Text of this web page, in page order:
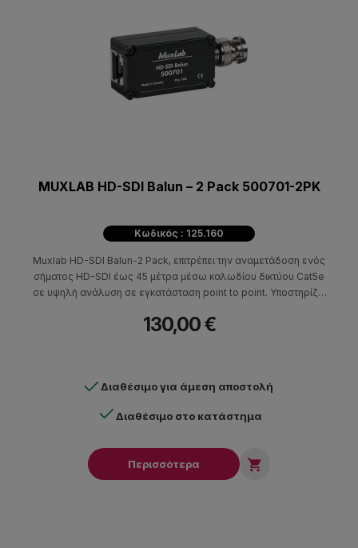
MUXLAB HD-SDI Balun – 2 Pack 500701-2PK
Κωδικός : 125.160
Muxlab HD-SDI Balun-2 Pack, επιτρέπει την αναμετάδοση ενός
σήματος HD-SDI έως 45 μέτρα μέσω καλωδίου δικτύου Cat5e
σε υψηλή ανάλυση σε εγκατάσταση point to point. Υποστηρίζει
Μέχρι 45 μέτρα μέσω καλωδίου Cat5e υποστηρίζει αναλύσεις
130,00 €
Διαθέσιμο για άμεση αποστολή
Διαθέσιμο στο κατάστημα
Περισσότερα 